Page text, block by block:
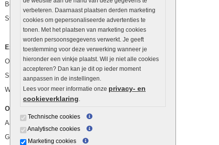
verbeteren. Daarnaast plaatsen derden marketing
cookies om gepersonaliseerde advertenties te
tonen. Met het plaatsen van marketing cookies
worden persoonsgegevens verwerkt. Je geeft
toestemming voor deze verwerking wanneer je
hieronder een vinkje plaatst. Wil je niet alle cookies
accepteren? Dan kan je dit op ieder moment
aanpassen in de instellingen.
Lees voor meer informatie onze privacy- en
cookieverklaring.
Technische cookies
Analytische cookies
Marketing cookies
Betonblokken
Stapelstenen
Extra benodigdheden
Ophoogzand
Siergrind en siersplit
Waterafvoer
Overig
Aanbiedingen
Goedkope bestrating